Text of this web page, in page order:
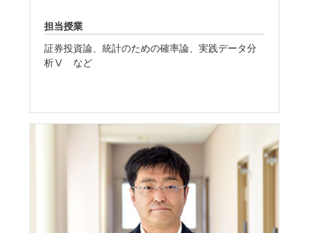
担当授業
証券投資論、統計のための確率論、実践データ分
析Ⅴ など